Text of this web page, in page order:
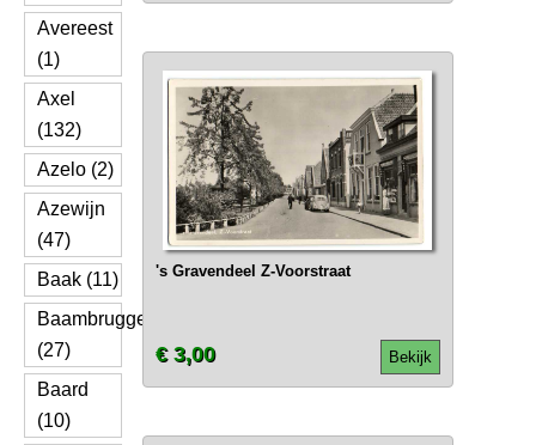
Avereest
(1)
Axel
(132)
Azelo (2)
Azewijn
(47)
Baak (11)
Baambrugge
(27)
Baard
(10)
's Gravendeel Z-Voorstraat
Bekijk
€ 3,00